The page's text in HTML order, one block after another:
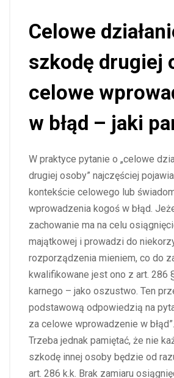
Celowe
szkodę drugiej
celowe
w błąd – jaki
W praktyce pytanie o „celowe
drugiej osoby” najczęściej
kontekście celowego lub
wprowadzenia kogoś w błąd.
zachowanie ma na celu
majątkowej i prowadzi do
rozporządzenia mieniem, co do
kwalifikowane jest ono z art. 286
karnego – jako oszustwo. Ten
podstawową odpowiedzią na
za celowe wprowadzenie w błąd”.
Trzeba jednak pamiętać, że nie
szkodę innej osoby będzie od
art. 286 k.k. Brak zamiaru